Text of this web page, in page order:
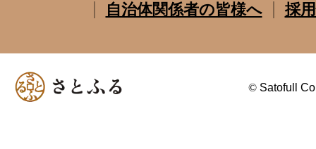
自治体関係者の皆様へ
採
© Satofull